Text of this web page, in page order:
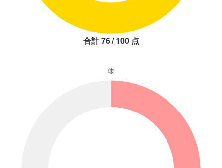
合計 76 / 100 点